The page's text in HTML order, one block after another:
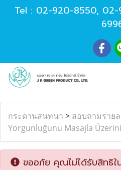
Tel : 02-920-8550, 02-
กระดานสนทนา > สอบถามรายล
Yorgunluğunu Masajla
ขออภัย คุณไม่ได้รับสิทธิใ